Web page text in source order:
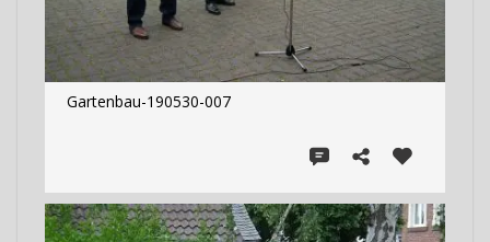
Gartenbau-190530-007